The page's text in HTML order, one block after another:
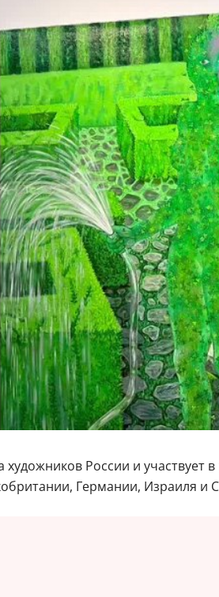
России и
Германии, Израиля